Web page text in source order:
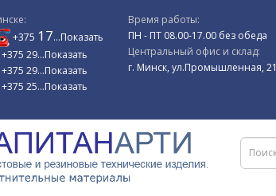
+375 17...Показать
+375 29...Показать
+375 29...Показать
+375 25...Показать
Время работы:
ПН - ПТ 08.00-17.00 без обеда
Центральный офис и склад:
г. Минск, ул.Промышленная, 21